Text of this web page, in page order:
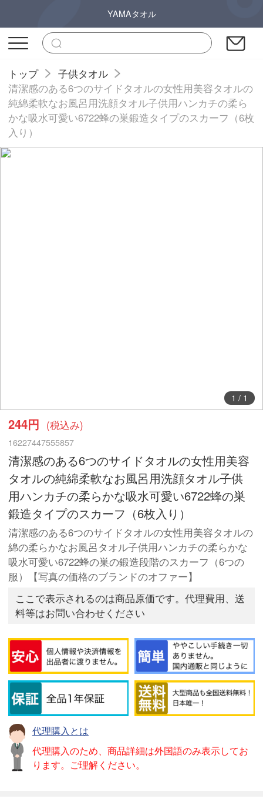
YAMAタオル
トップ
子供タオル
清潔感のある6つのサイドタオルの女性用美容タオルの
純綿柔軟なお風呂用洗顔タオル子供用ハンカチの柔ら
かな吸水可愛い6722蜂の巣鍛造タイプのスカーフ（6枚
入り）
1 / 1
244円 (税込み)
16227447555857
清潔感のある6つのサイドタオルの女性用美容
タオルの純綿柔軟なお風呂用洗顔タオル子供
用ハンカチの柔らかな吸水可愛い6722蜂の巣
鍛造タイプのスカーフ（6枚入り）
清潔感のある6つのサイドタオルの女性用美容タオルの
綿の柔らかなお風呂タオル子供用ハンカチの柔らかな
吸水可愛い6722蜂の巣の鍛造段階のスカーフ（6つの
服）【写真の価格のブランドのオファー】
ここで表示されるのは商品原価です。代理費用、送
料等はお問い合わせください
代理購入とは
代理購入のため、商品詳細は外国語のみ表示してお
ります。ご理解ください。